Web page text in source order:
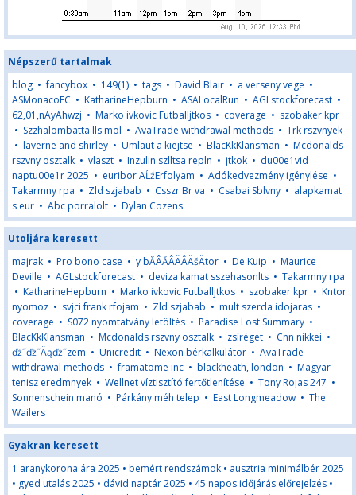
Népszerű tartalmak
blog •fancybox • 149(1) • tags • David Blair • a verseny vege •
ASMonacoFC • KatharineHepburn • ASALocalRun • AGLstockforecast •
62,01,nAyAhwzj • Marko ivkovic Futballjtkos • coverage • szobaker kpr
• Szzhalombatta lls mol • AvaTrade withdrawal methods • Trk rszvnyek
• laverne and shirley • Umlaut a kiejtse • BlacKkKlansman • Mcdonalds
rszvny osztalk • vlaszt • Inzulin szlltsa repln • jtkok • du00e1vid
naptu00e1r 2025 • euribor ÄĹźËrfolyam • Adókedvezmény igénylése •
Takarmny rpa • Zld szjabab • Csszr Br va • Csabai Sblvny • alapkamat
s eur • Abc porralolt • Dylan Cozens
Utoljára keresett
majrak • Pro bono case • y bĂÂĂÂÄÂÄšÄtor • De Kuip • Maurice
Deville • AGLstockforecast • deviza kamat sszehasonlts • Takarmny rpa
• KatharineHepburn • Marko ivkovic Futballjtkos • szobaker kpr • Kntor
nyomoz • svjci frank rfojam • Zld szjabab • mult szerda idojaras •
coverage • S072 nyomtatvány letöltés • Paradise Lost Summary •
BlacKkKlansman • Mcdonalds rszvny osztalk • zsíréget • Cnn nikkei •
ďż˝ďż˝Äąďż˝zem • Unicredit • Nexon bérkalkulátor • AvaTrade
withdrawal methods •framatome inc • blackheath, london • Magyar
tenisz eredmnyek • Wellnet víztisztító fertőtlenítése • Tony Rojas 247 •
Sonnenschein manó • Párkány méh telep • East Longmeadow • The
Wailers
Gyakran keresett
1 aranykorona ára 2025 • bemért rendszámok • ausztria minimálbér 2025
• gyed utalás 2025 • dávid naptár 2025 • 45 napos időjárás előrejelzés •